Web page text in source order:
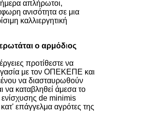
απλήρωτοι,
ανισότητα σε μια
καλλιεργητική
ο αρμόδιος
προτίθεστε να
με τον ΟΠΕΚΕΠΕ και
να διασταυρωθούν
να καταβληθεί άμεσα το
de minimis
επάγγελμα αγρότες της